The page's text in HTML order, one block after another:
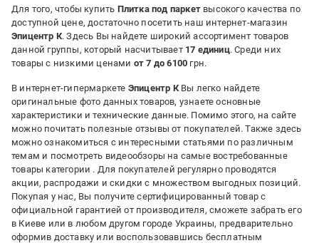
Для того, чтобы купить Плитка под паркет высокого качества по
доступной цене, достаточно посетить наш интернет-магазин
Эпицентр К. Здесь Вы найдете широкий ассортимент товаров
данной группы, который насчитывает 17 единиц. Среди них
товары с низкими ценами от 7 до 6100 грн.
В интернет-гипермаркете Эпицентр КВы легко найдете
оригинальные фото данных товаров, узнаете основные
характеристики и технические данные. Помимо этого, на сайте
можно почитать полезные отзывы от покупателей. Также здесь
можно ознакомиться с интересными статьями по различным
темам и посмотреть видеообзоры на самые востребованные
товары категории . Для покупателей регулярно проводятся
акции, распродажи и скидки с множеством выгодных позиций.
Покупая у нас, Вы получите сертифицированный товар с
официальной гарантией от производителя, сможете забрать его
в Киеве или в любом другом городе Украины, предварительно
оформив доставку или воспользовавшись бесплатным